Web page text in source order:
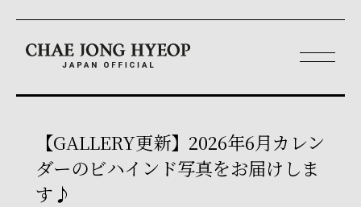
【GALLERY更新】2026年6月カレン
ダーのビハインド写真をお届けしま
す♪